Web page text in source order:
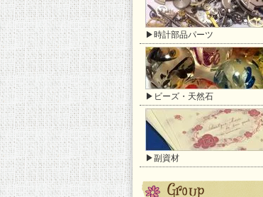
▶時計部品パーツ
▶ビーズ・天然石
▶副資材